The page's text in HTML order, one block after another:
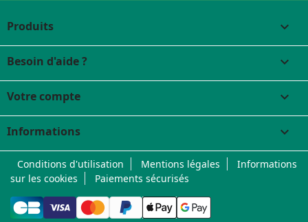
Produits 
Besoin d'aide ? 
Votre compte 
Informations keyboard_arrow_down
Conditions d'utilisation Mentions légales
Informations
sur les cookies
Paiements sécurisés